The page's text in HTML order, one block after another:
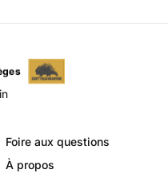
Certains d’entre eux
jusqu’à
l’usage de
hors AMM ou à
d
Foire aux questions
À propos